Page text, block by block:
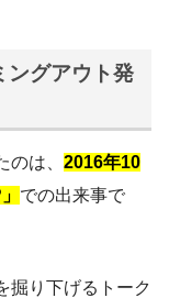
ングアウト発
は、 2016年10
での出来事で
掘り下げるトーク